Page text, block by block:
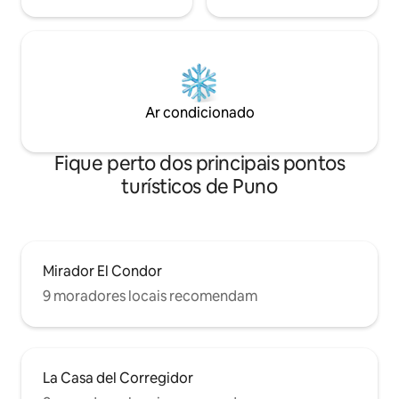
Ar condicionado
Fique perto dos principais pontos
turísticos de Puno
Mirador El Condor
9 moradores locais recomendam
La Casa del Corregidor